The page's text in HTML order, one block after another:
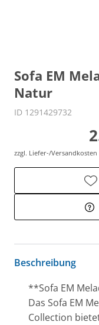
Sofa EM
Natur
ID 1291429732
zzgl. Liefer-/Versandkosten
Beschreibung
**Sofa EM
Das Sofa EM
Collection